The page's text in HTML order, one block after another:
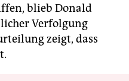
blieb Donald
Verfolgung
zeigt, dass